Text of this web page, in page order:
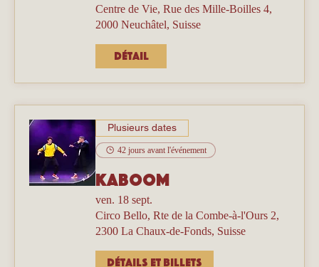
Centre de Vie, Rue des Mille-Boilles 4,
2000 Neuchâtel, Suisse
Détail
Plusieurs dates
42 jours avant l'événement
Kaboom
ven. 18 sept.
Circo Bello, Rte de la Combe-à-l'Ours 2,
2300 La Chaux-de-Fonds, Suisse
Détails et billets